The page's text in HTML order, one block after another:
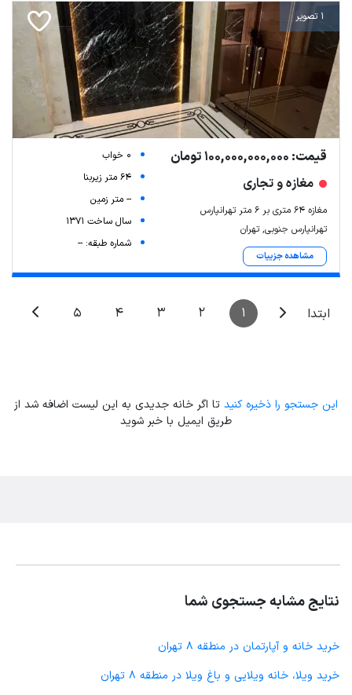
1 تصویر
قیمت: 100,000,000,000 تومان
مغازه و تجاری
مغازه 64 متری بر 6 متر تهرانپارس
تهرانپارس جنوبی, تهران
مشاهده جزییات
0 خواب
64 متر زیربنا
-- متر زمین
سال ساخت 1371
شماره طبقه: --
ابتدا 1
2
3
4
5
این جستجو را ذخیره کنید تا اگر خانه جدیدی به این لیست اضافه شد از
طریق ایمیل با خبر شوید
نتایج مشابه جستجوی شما
خرید خانه و آپارتمان در منطقه 8 تهران
خرید ویلا، خانه ویلایی و باغ ویلا در منطقه 8 تهران